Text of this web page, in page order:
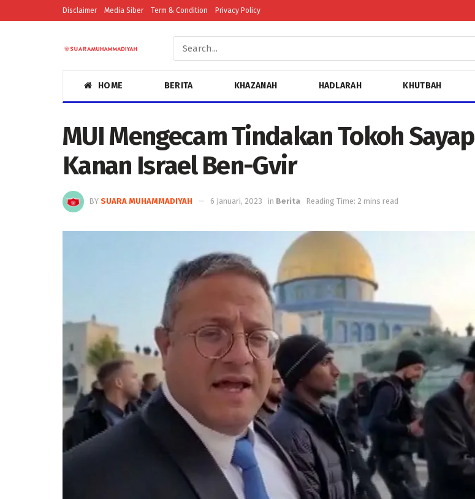
Disclaimer Media Siber Term & Condition Privacy Policy
HOME BERITA KHAZANAH HADLARAH KHUTBAH
MUI Mengecam Tindakan Tokoh Sayap
Kanan Israel Ben-Gvir
BY SUARA MUHAMMADIYAH 6 Januari, 2023 in Berita Reading Time: 2 mins read